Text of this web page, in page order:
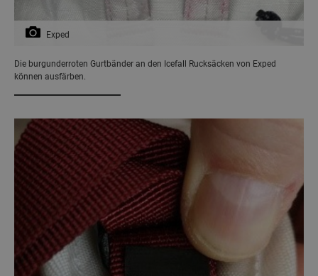
Exped
Die burgunderroten Gurtbänder an den Icefall Rucksäcken von Exped
können ausfärben.